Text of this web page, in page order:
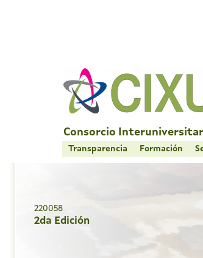
Consorcio
Transparencia Formación
220058
2da Edición